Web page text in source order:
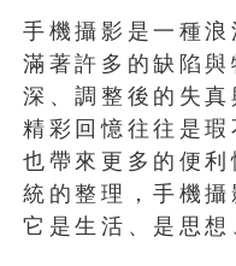
手機攝影是一種
滿著許多的缺陷
深、調整後的失
精彩回憶往往是瑕
也帶來更多的便
統的整理，手機攝
它是生活、是思想